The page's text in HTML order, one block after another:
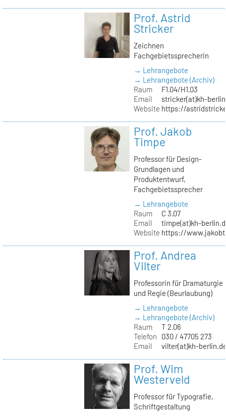
Prof. Astrid
Stricker
Zeichnen
Fachgebietssprecherin
→ Lehrangebote
→ Lehrangebote (Archiv)
Raum
F1.04/H1.03
Email
stricker(at)kh-
Website https://
Prof. Jakob
Timpe
Professor für Design-
Grundlagen und
Produktentwurf,
Fachgebietssprecher
→ Lehrangebote
Raum
C 3.07
Email
timpe(at)kh-
Website https://
Prof. Andrea
Vilter
Professorin für Dramaturgie
und Regie (Beurlaubung)
→ Lehrangebote
→ Lehrangebote (Archiv)
Raum
T 2.06
Telefon
030 / 47705 273
Email
vilter(at)kh-
Prof. Wim
Westerveld
Professor für Typografie,
Schriftgestaltung